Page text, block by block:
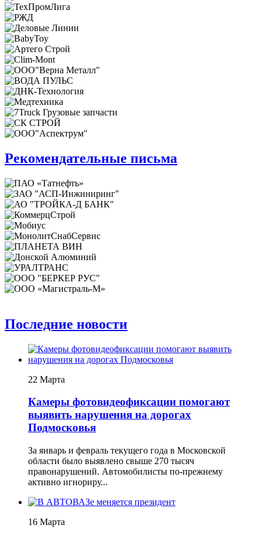
Рекомендательные письма
Последние новости
22 Марта
Камеры фотовидеофиксации помогают
выявить нарушения на дорогах
Подмосковья
За январь и февраль текущего года в Московской
области было выявлено свыше 270 тысяч
правонарушений. Автомобилисты по-прежнему
активно игнориру...
16 Марта